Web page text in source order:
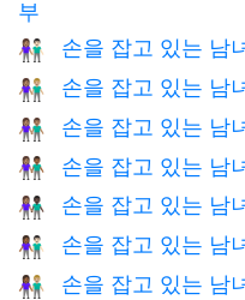
부
👩🏽‍🤝‍👨🏻 손을 잡고 있는 남
👩🏽‍🤝‍👨🏼 손을 잡고 있는 남
👫🏽 손을 잡고 있는 남
👩🏽‍🤝‍👨🏾 손을 잡고 있는 남
👩🏽‍🤝‍👨🏿 손을 잡고 있는 남
👩🏾‍🤝‍👨🏻 손을 잡고 있는 남
👩🏾‍🤝‍👨🏼
손을 잡고 있는 남